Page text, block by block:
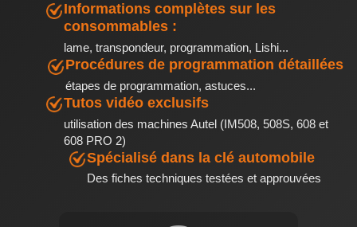
Informations complètes sur les
consommables :
lame, transpondeur, programmation, Lishi...
Procédures de programmation détaillées
étapes de programmation, astuces...
Tutos vidéo exclusifs
utilisation des machines Autel (IM508, 508S, 608 et
608 PRO 2)
Spécialisé dans la clé automobile
Des fiches techniques testées et approuvées